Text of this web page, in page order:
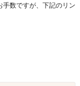
数ですが、下記のリン